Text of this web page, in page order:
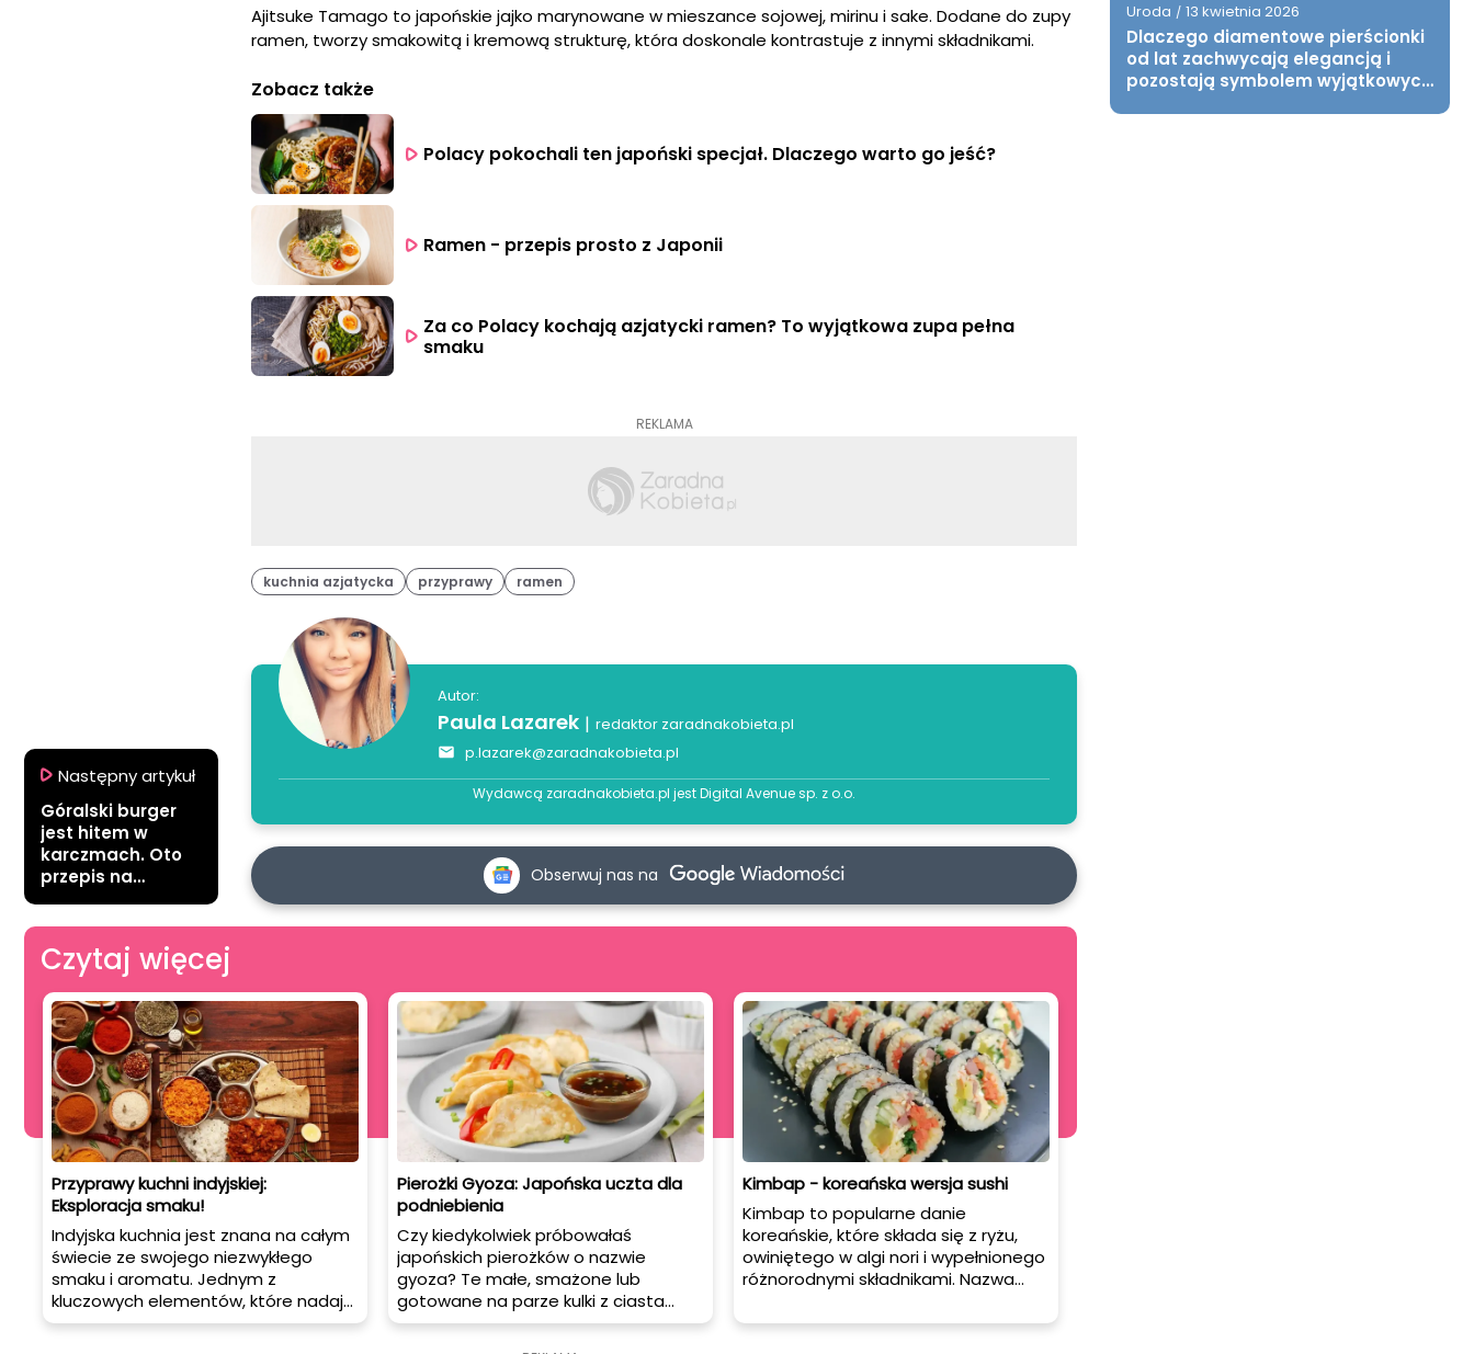
Ajitsuke Tamago to japońskie jajko marynowane w mieszance sojowej, mirinu i sake. Dodane do zupy
ramen, tworzy smakowitą i kremową strukturę, która doskonale kontrastuje z innymi składnikami.
Zobacz także
Polacy pokochali ten japoński specjał. Dlaczego warto go jeść?
Ramen - przepis prosto z Japonii
Za co Polacy kochają azjatycki ramen? To wyjątkowa zupa pełna
smaku
REKLAMA
kuchnia azjatycka przyprawy ramen
Autor:
Paula Lazarek | redaktor zaradnakobieta.pl
p.lazarek@zaradnakobieta.pl
Wydawcą zaradnakobieta.pl jestDigital Avenue sp. z o.o.
Obserwuj nas na
Następny artykuł
Góralski burger
jest hitem w
karczmach. Oto
przepis na
Czytaj więcej
Przyprawy kuchni indyjskiej:
Eksploracja smaku!
Indyjska kuchnia jest znana na całym
świecie ze swojego niezwykłego
smaku i aromatu. Jednym z
kluczowych elementów, które nadają
potrawom indyjskim
Pierożki Gyoza: Japońska uczta dla
podniebienia
Czy kiedykolwiek próbowałaś
japońskich pierożków o nazwie
gyoza? Te małe, smażone lub
gotowane na parze kulki z ciasta
pszennego wypełnione
Kimbap - koreańska wersja sushi
Kimbap to popularne danie
koreańskie, które składa się z ryżu,
owiniętego w algi nori i wypełnionego
różnorodnymi składnikami. Nazwa
słów "bap", oznaczającego ryż, oraz
Uroda / 13 kwietnia 2026
Dlaczego diamentowe pierścionki
od lat zachwycają elegancją i
pozostają symbolem wyjątkowych